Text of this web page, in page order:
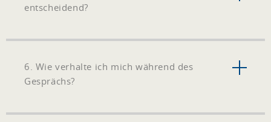
entscheidend?
6. Wie verhalte ich mich während des
Gesprächs?